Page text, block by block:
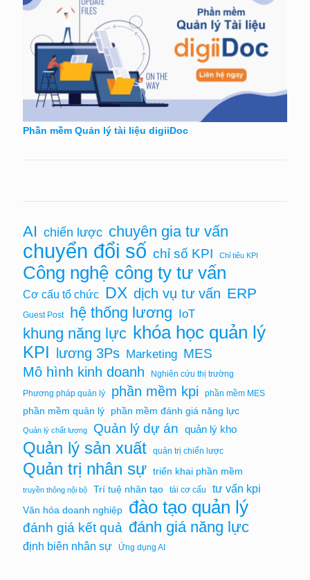
Phần mềm Quản lý tài liệu digiiDoc
AI chiến lược chuyên gia tư vấn
chuyển đổi số chỉ số KPI Chỉ tiêu KPI
Công nghệ công ty tư vấn
Cơ cấu tổ chức DX dịch vụ tư vấn ERP
Guest Post hệ thống lương IoT
khung năng lực khóa học quản lý
KPI lương 3Ps Marketing MES
Mô hình kinh doanh
Nghiên cứu thị trường
Phương pháp quản lý
phần mềm kpi phần mềm MES
phần mềm quản lý phần mềm đánh giá năng lực
Quản lý chất lượng Quản lý dự án quản lý kho
Quản lý sản xuất quản trị chiến lược
Quản trị nhân sự triển khai phần mềm
truyền thông nội bộ Trí tuệ nhân tạo tái cơ cấu tư vấn kpi
Văn hóa doanh nghiệp đào tạo quản lý
đánh giá kết quả đánh giá năng lực
định biên nhân sự Ứng dụng AI